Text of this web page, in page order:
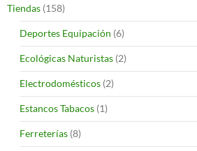
Tiendas (158)
Deportes Equipación (6)
Ecológicas Naturistas (2)
Electrodomésticos (2)
Estancos Tabacos (1)
Ferreterías (8)